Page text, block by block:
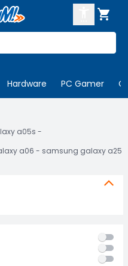

Hardware PC Gamer
SE
a05s
a06 samsung galaxy a25